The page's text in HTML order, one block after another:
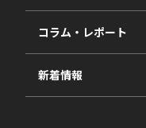
2023年度
過去の採択一覧
相談依頼フォーム
コラム・レポート
新着情報